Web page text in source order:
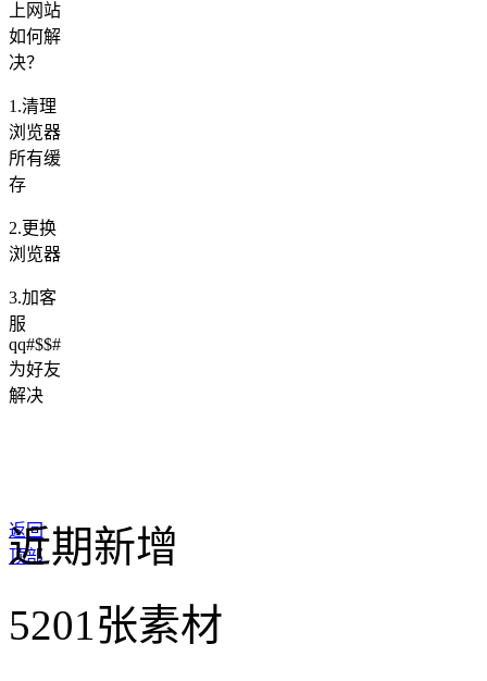
上网站
如何解
决？
1.清理
浏览器
所有缓
存
2.更换
浏览器
3.加客
服
qq#$$#
为好友
解决
返回
顶部
近期新增
5201张素材